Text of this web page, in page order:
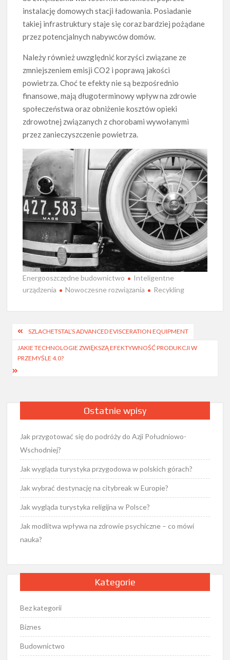
instalację domowych stacji ładowania. Posiadanie
takiej infrastruktury staje się coraz bardziej pożądane
przez potencjalnych nabywców domów.
Należy również uwzględnić korzyści związane ze
zmniejszeniem emisji CO2 i poprawą jakości
powietrza. Choć te efekty nie są bezpośrednio
finansowe, mają długoterminowy wpływ na zdrowie
społeczeństwa oraz obniżenie kosztów opieki
zdrowotnej związanych z chorobami wywołanymi
przez zanieczyszczenie powietrza.
Energooszczędne budownictwo
Inteligentne
urządzenia
Nowoczesne rozwiązania Recykling
Nawigacja
wpisu
SZLACHETSTAL’S ADVANCED EVISCERATION EQUIPMENT
JAKIE TECHNOLOGIE ZWIĘKSZĄ EFEKTYWNOŚĆ PRODUKCJI W
PRZEMYŚLE 4.0?
Ostatnie wpisy
Jak przygotować się do podróży do Azji Południowo-
Wschodniej?
Jak wygląda turystyka przygodowa w polskich górach?
Jak wybrać destynację na citybreak w Europie?
Jak wygląda turystyka religijna w Polsce?
Jak modlitwa wpływa na zdrowie psychiczne – co mówi
nauka?
Kategorie
Bez kategorii
Biznes
Budownictwo